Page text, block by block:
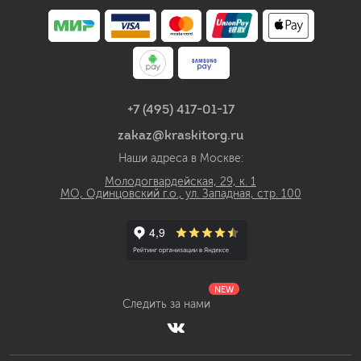
+7 (495) 417-01-17
zakaz@kraskitorg.ru
Наши адреса в Москве:
Молодогвардейская, 29, к. 1
МО, Одинцовский г.о., ул. Западная, стр. 100
Следить за нами
NEW